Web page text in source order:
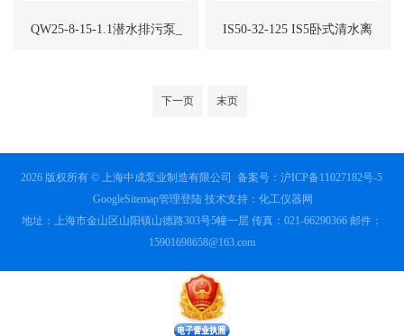
QW25-8-15-1.1潜水排污泵_ IS50-32-125 IS5卧式清水离
下一页 末页
2026 版权所有 © 上海中成泵业制造有限公司备案号：沪ICP备11027182号-5
GoogleSitemap管理登陆 技术支持：化工仪器网
地址：上海市金山区山阳镇山德路303号5幢一层 传真：021-66290366 邮件：
15901698658@163.com